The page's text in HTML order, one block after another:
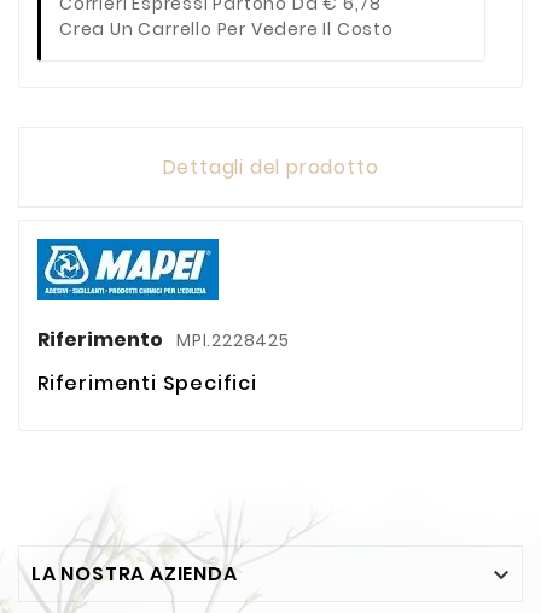
Crea Un Carrello Per Vedere Il Costo
Dettagli del prodotto
Riferimento MPI.2228425
Riferimenti Specifici
LA NOSTRA AZIENDA 